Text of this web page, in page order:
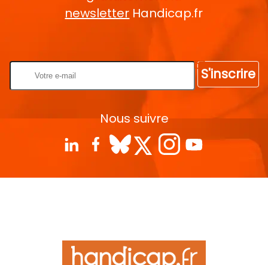
newsletter Handicap.fr
S'inscrire
Nous suivre